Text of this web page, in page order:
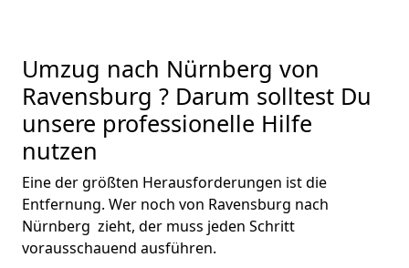
Umzug nach Nürnberg von
Ravensburg ? Darum solltest Du
unsere professionelle Hilfe
nutzen
Eine der größten Herausforderungen ist die
Entfernung. Wer noch von Ravensburg nach
Nürnberg zieht, der muss jeden Schritt
vorausschauend ausführen.